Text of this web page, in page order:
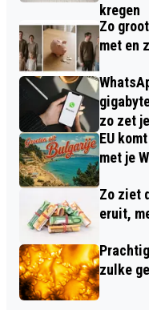
kregen
Zo
met en
zo zet
EU
met je
Zo ziet
eruit,
zulke